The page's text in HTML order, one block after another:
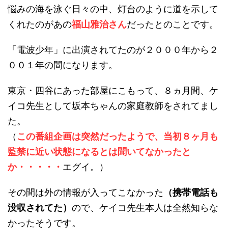
悩みの海を泳ぐ日々の中、灯台のように道を示して
くれたのがあの福山雅治さんだったとのことです。
「電波少年」に出演されてたのが２０００年から２
００１年の間になります。
東京・四谷にあった部屋にこもって、８ヵ月間、ケ
イコ先生として坂本ちゃんの家庭教師をされてまし
た。
（ この番組企画は突然だったようで、当初８ヶ月も
監禁に近い状態になるとは聞いてなかったと
か・・・・・ エグイ。）
その間は外の情報が入ってこなかった （携帯電話も
没収されてた） ので、ケイコ先生本人は全然知らな
かったそうです。